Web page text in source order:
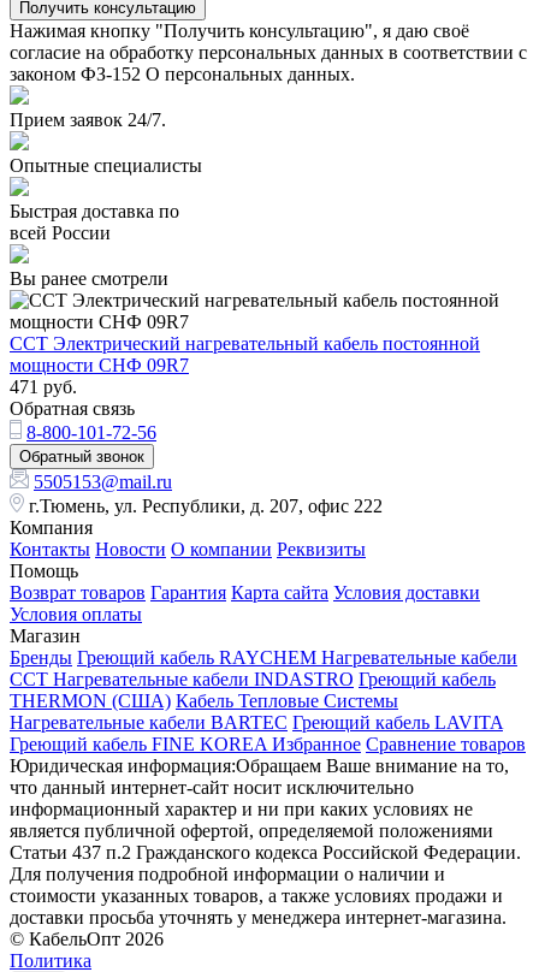
Получить консультацию
Нажимая кнопку "Получить консультацию", я даю своё
согласие на обработку персональных данных в соответствии с
законом ФЗ-152 О персональных данных.
Прием заявок 24/7.
Опытные специалисты
Быстрая доставка по
всей России
Вы ранее смотрели
ССТ Электрический нагревательный кабель постоянной
мощности СНФ 09R7
471 руб.
Обратная связь
8-800-101-72-56
Обратный звонок
5505153@mail.ru
г.Тюмень, ул. Республики, д. 207, офис 222
Компания
Контакты Новости О компании Реквизиты
Помощь
Возврат товаров Гарантия Карта сайта Условия доставки
Условия оплаты
Магазин
Бренды Греющий кабель RAYCHEM Нагревательные кабели
ССТ Нагревательные кабели INDASTRO Греющий кабель
THERMON (США) Кабель Тепловые Системы
Нагревательные кабели BARTEC Греющий кабель LAVITA
Греющий кабель FINE KOREA Избранное Сравнение товаров
Юридическая информация:Обращаем Ваше внимание на то,
что данный интернет-сайт носит исключительно
информационный характер и ни при каких условиях не
является публичной офертой, определяемой положениями
Статьи 437 п.2 Гражданского кодекса Российской Федерации.
Для получения подробной информации о наличии и
стоимости указанных товаров, а также условиях продажи и
доставки просьба уточнять у менеджера интернет-магазина.
© КабельОпт 2026
Политика